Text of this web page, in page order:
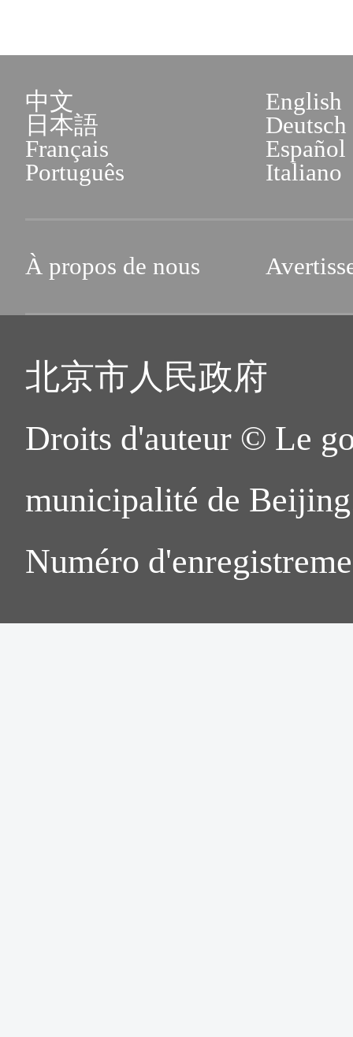
中文
English
日本語
Deutsch
Français
Español
Português
Italiano
À propos de nous
北京市人民政府
Droits d'auteur © Le
municipalité de
Numéro